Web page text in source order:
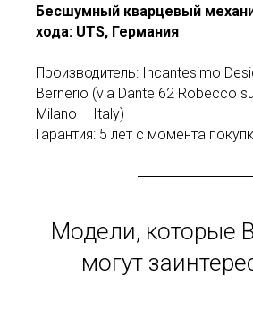
Бесшумный кварцевый
хода: UTS, Германия
Производитель: Incantesimo
Bernerio (via Dante 62 Robecco
Milano – Italy)
Гарантия: 5 лет с момента
Модели, которые
могут